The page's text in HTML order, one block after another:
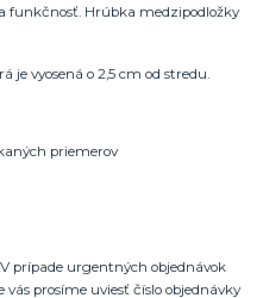
funkčnosť. Hrúbka medzipodložky
je vyosená o 2,5 cm od stredu.
priemerov
prípade urgentných objednávok
prosíme uviesť číslo objednávky